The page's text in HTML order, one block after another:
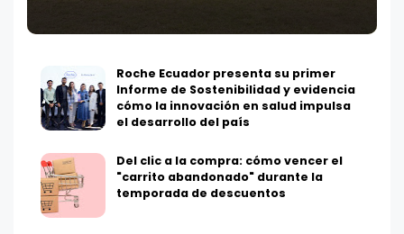
Roche Ecuador presenta su primer
Informe de Sostenibilidad y evidencia
cómo la innovación en salud impulsa
el desarrollo del país
Del clic a la compra: cómo vencer el
"carrito abandonado" durante la
temporada de descuentos